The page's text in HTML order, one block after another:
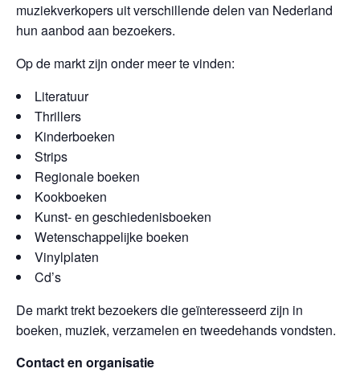
muziekverkopers uit verschillende delen van Nederland
hun aanbod aan bezoekers.
Op de markt zijn onder meer te vinden:
Literatuur
Thrillers
Kinderboeken
Strips
Regionale boeken
Kookboeken
Kunst- en geschiedenisboeken
Wetenschappelijke boeken
Vinylplaten
Cd’s
De markt trekt bezoekers die geïnteresseerd zijn in
boeken, muziek, verzamelen en tweedehands vondsten.
Contact en organisatie